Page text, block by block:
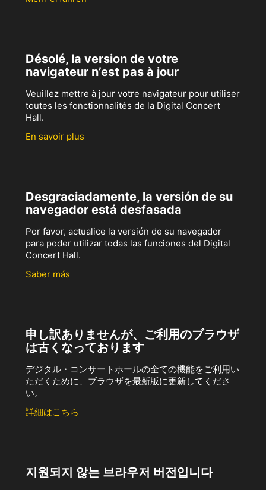
Désolé, la version de votre
navigateur n’est pas à jour
Veuillez mettre à jour votre navigateur pour utiliser
toutes les fonctionnalités de la Digital Concert
Hall.
En savoir plus
Desgraciadamente, la versión de su
navegador está desfasada
Por favor, actualice la versión de su navegador
para poder utilizar todas las funciones del Digital
Concert Hall.
Saber más
申し訳ありませんが、ご利用のブラウザ
は古くなっております
デジタル・コンサートホールの全ての機能をご利用い
ただくために、ブラウザを最新版に更新してくださ
い。
詳細はこちら
지원되지 않는 브라우저 버전입니다